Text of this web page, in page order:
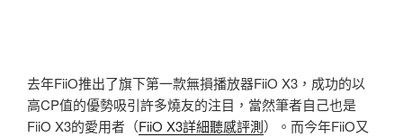
去年FiiO推出了旗下第一款無損播放器FiiO X3，成功的以
高CP值的優勢吸引許多燒友的注目，當然筆者自己也是
FiiO X3的愛用者（FiiO X3詳細聽感評測）。而今年FiiO又